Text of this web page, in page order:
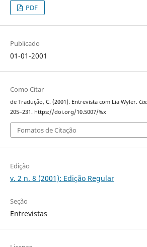
PDF
Publicado
01-01-2001
Como Citar
de Tradução, C. (2001). Entrevista com Lia Wyler.
205–231. https://doi.org/10.5007/%x
Fomatos de Citação
Edição
v. 2 n. 8 (2001): Edição Regular
Seção
Entrevistas